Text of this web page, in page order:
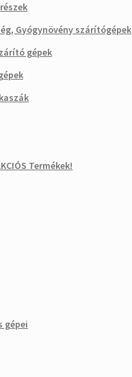
Gyógynövény szárítógépek
gépek
Termékek!
gépei